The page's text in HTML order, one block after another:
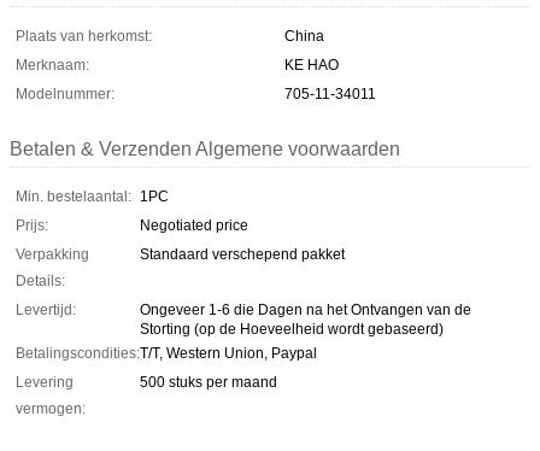
Plaats van herkomst:
China
Merknaam:
KE HAO
Modelnummer:
705-11-34011
Betalen & Verzenden Algemene voorwaarden
Min. bestelaantal: 1PC
Prijs:
Negotiated price
Verpakking
Details:
Standaard verschepend pakket
Levertijd:
Ongeveer 1-6 die Dagen na het Ontvangen van de
Storting (op de Hoeveelheid wordt gebaseerd)
Betalingscondities:T/T, Western Union, Paypal
Levering
vermogen:
500 stuks per maand